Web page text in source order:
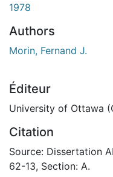
1978
Authors
Morin, Fernand J.
Éditeur
University of Ottawa
Citation
Source: Dissertation
62-13, Section: A.